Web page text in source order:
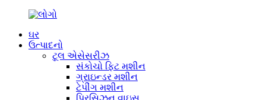
ઘર
ઉત્પાદનો
ટૂલ એસેસરીઝ
સંકોચો ફિટ મશીન
ગ્રાઇન્ડર મશીન
ટેપીંગ મશીન
પ્રિસિઝન વાઇસ